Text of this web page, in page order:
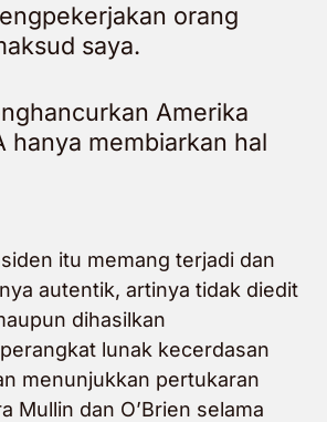
orang
saya.
Amerika
hanya membiarkan hal
itu memang terjadi dan
autentik, artinya tidak diedit
dihasilkan
lunak kecerdasan
menunjukkan pertukaran
Mullin dan O’Brien selama